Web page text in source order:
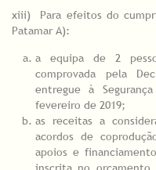
xiii) Para efeitos do
Patamar A):
a equipa de 2
comprovada pela
entregue à
fevereiro de 2019;
as receitas a
acordos de
apoios e